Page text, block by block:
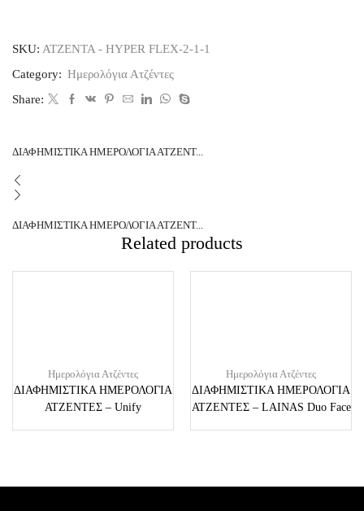
SKU: ΑΤΖΕΝΤΑ - HYPER FLEX-2-1-1
Category: Ημερολόγια Ατζέντες
Share:
ΔΙΑΦΗΜΙΣΤΙΚΑ ΗΜΕΡΟΛΟΓΙΑ ΑΤΖΕΝΤ...
ΔΙΑΦΗΜΙΣΤΙΚΑ ΗΜΕΡΟΛΟΓΙΑ ΑΤΖΕΝΤ...
Related products
Ημερολόγια Ατζέντες
ΔΙΑΦΗΜΙΣΤΙΚΑ ΗΜΕΡΟΛΟΓΙΑ
ΑΤΖΕΝΤΕΣ – Unify
Ημερολόγια Ατζέντες
ΔΙΑΦΗΜΙΣΤΙΚΑ ΗΜΕΡΟΛΟΓΙΑ
ΑΤΖΕΝΤΕΣ – LAINAS Duo Face